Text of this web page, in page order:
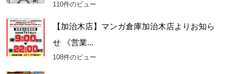
110件のビュー
【加治木店】マンガ倉庫加治木店よりお知ら
せ 《営業...
108件のビュー